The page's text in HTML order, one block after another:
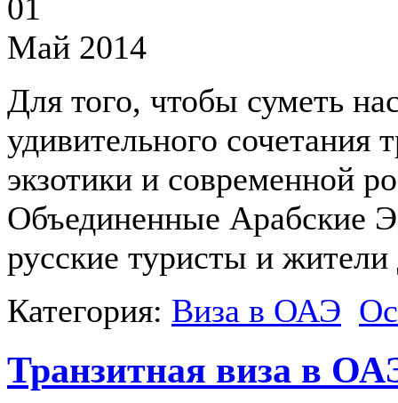
01
Май 2014
Для того, чтобы суметь
удивительного сочетания
экзотики и современной
Объединенные Арабские
русские туристы и
Категория: Виза в ОАЭ
Транзитная виза в